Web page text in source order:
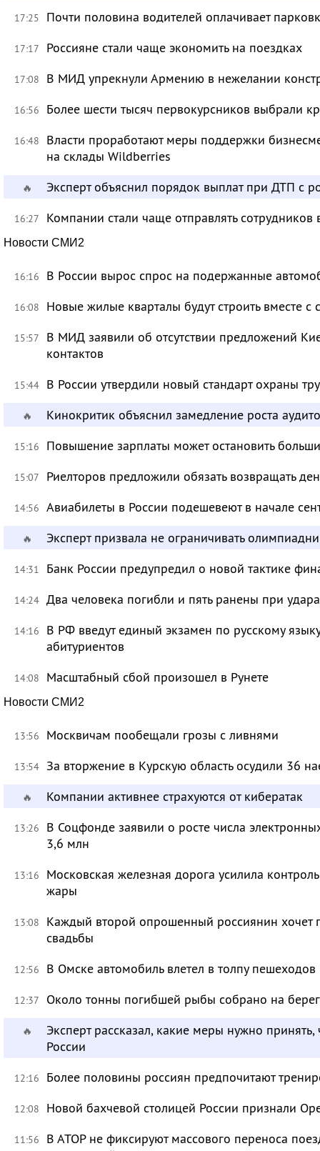
17:25 Почти половина водителей оплачивает
17:17 Россияне стали чаще экономить на поездках
17:08 В МИД упрекнули Армению в нежелании
16:56 Более шести тысяч первокурсников выбрали
16:48
Власти проработают меры поддержки
на склады Wildberries
🔥 Эксперт объяснил порядок выплат при ДТП с
16:27 Компании стали чаще отправлять сотрудников
Новости СМИ2
16:16 В России вырос спрос на подержанные
16:08 Новые жилые кварталы будут строить вместе с
15:57
В МИД заявили об отсутствии предложений
контактов
15:44 В России утвердили новый стандарт охраны
🔥 Кинокритик объяснил замедление роста
15:16 Повышение зарплаты может остановить
15:07 Риелторов предложили обязать возвращать
14:56 Авиабилеты в России подешевеют в начале
🔥 Эксперт призвала не ограничивать
14:31 Банк России предупредил о новой тактике
14:24 Два человека погибли и пять ранены при
14:16
В РФ введут единый экзамен по русскому
абитуриентов
14:08 Масштабный сбой произошел в Рунете
Новости СМИ2
13:56 Москвичам пообещали грозы с ливнями
13:54 За вторжение в Курскую область осудили 36
🔥 Компании активнее страхуются от кибератак
13:26
В Соцфонде заявили о росте числа
3,6 млн
13:16
Московская железная дорога усилила
жары
13:08
Каждый второй опрошенный россиянин хочет
свадьбы
12:56 В Омске автомобиль влетел в толпу пешеходов
12:37 Около тонны погибшей рыбы собрано на
🔥
Эксперт рассказал, какие меры нужно
России
12:16 Более половины россиян предпочитают
12:08 Новой бахчевой столицей России признали
11:56
В АТОР не фиксируют массового переноса